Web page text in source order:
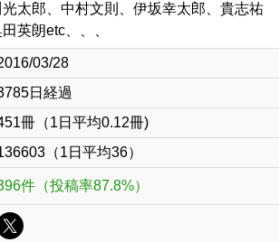
太郎、中村文則、伊坂幸太郎、貴志祐
英朗etc、、、
03/28
日経過
冊（1日平均0.12冊)
（1日平均36）
件（投稿率87.8%）